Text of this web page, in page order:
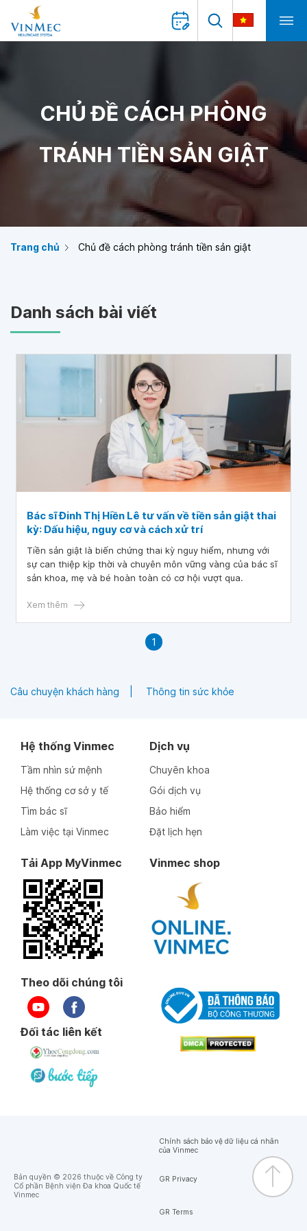
CHỦ ĐỀ CÁCH PHÒNG
TRÁNH TIỀN SẢN GIẬT
Trang chủ Chủ đề cách phòng tránh tiền sản giật
Danh sách bài viết
Bác sĩ Đinh Thị Hiền Lê tư vấn về tiền sản giật thai
kỳ: Dấu hiệu, nguy cơ và cách xử trí
Tiền sản giật là biến chứng thai kỳ nguy hiểm, nhưng với
sự can thiệp kịp thời và chuyên môn vững vàng của bác sĩ
sản khoa, mẹ và bé hoàn toàn có cơ hội vượt qua.
Xem thêm
1
Câu chuyện khách hàng Thông tin sức khỏe
Hệ thống Vinmec
Tầm nhìn sứ mệnh
Hệ thống cơ sở y tế
Tìm bác sĩ
Làm việc tại Vinmec
Dịch vụ
Chuyên khoa
Gói dịch vụ
Bảo hiểm
Đặt lịch hẹn
Tải App MyVinmec Vinmec shop
Theo dõi chúng tôi
Đối tác liên kết
Bản quyền © 2026 thuộc về Công ty
Cổ phần Bệnh viện Đa khoa Quốc tế
Vinmec
Chính sách bảo vệ dữ liệu cá nhân
của Vinmec
GR Privacy
GR Terms